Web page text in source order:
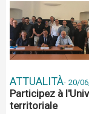
ATTUALITÀ- 20/
Participez à
territoriale